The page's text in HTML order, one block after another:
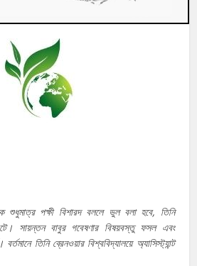
শুধুমাত্র পক্ষী বিশারদ বললে ভুল বলা হবে, তিনি
সায়ন্তন বাবুর গবেষণার বিষয়বস্তু ফসল এবং
তিনি ব্রেনওয়ার বিশ্ববিদ্যালয়ে অ্যাসিস্ট্যান্ট